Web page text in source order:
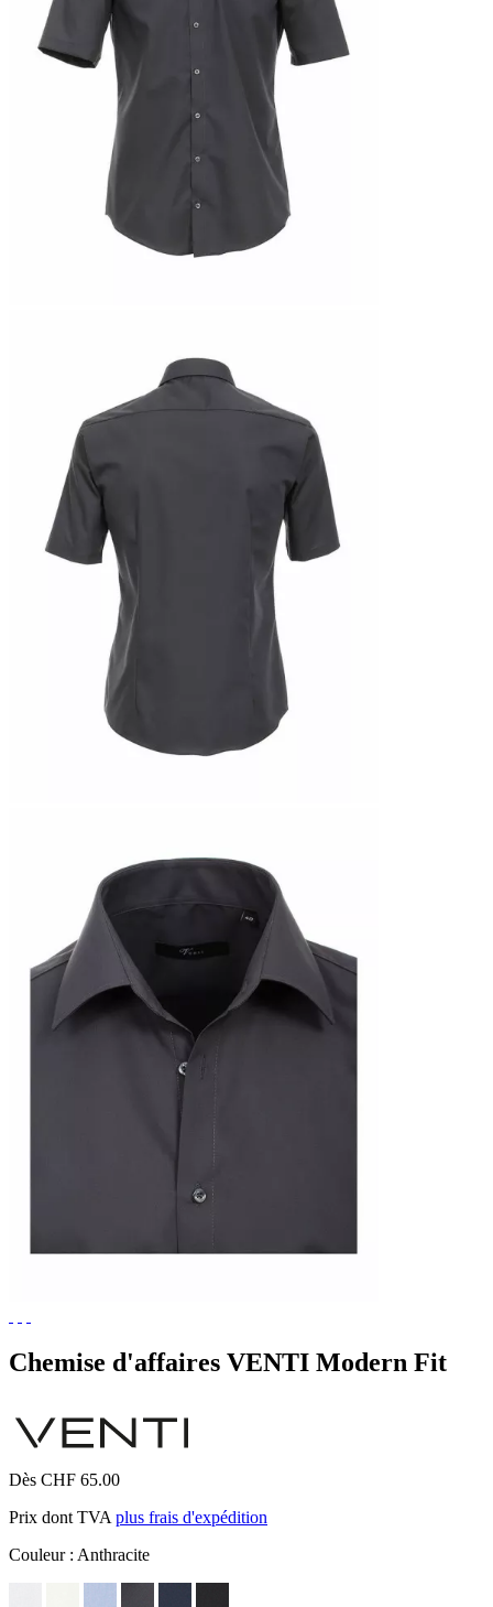
Chemise d'affaires VENTI Modern Fit
Dès CHF 65.00
Prix dont TVA plus frais d'expédition
Couleur : Anthracite